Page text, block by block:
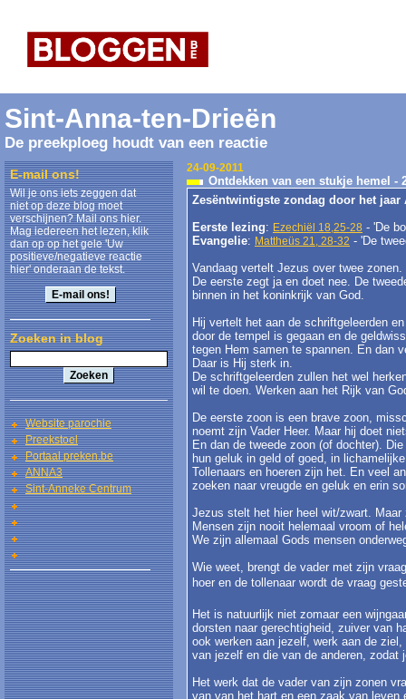
Sint-Anna-ten-Drieën
De preekploeg houdt van een reactie
E-mail ons!
Wil je ons iets zeggen dat
niet op deze blog moet
verschijnen? Mail ons hier.
Mag iedereen het lezen, klik
dan op op het gele 'Uw
positieve/negatieve reactie
hier' onderaan de tekst.
Zoeken in blog
Website parochie
Preekstoel
Portaal preken.be
ANNA3
Sint-Anneke Centrum
24-09-2011
Ontdekken van een stukje hemel -
Zesëntwintigste zondag door het jaar
Eerste lezing: Ezechiël 18,25-28 - 'De
Evangelie: Mattheüs 21, 28-32 - 'De
Vandaag vertelt Jezus over twee zonen.
De eerste zegt ja en doet nee. De
binnen in het koninkrijk van God.
Hij vertelt het aan de schriftgeleerden
door de tempel is gegaan en de
tegen Hem samen te spannen. En dan
Daar is Hij sterk in.
De schriftgeleerden zullen het wel
wil te doen. Werken aan het Rijk van
De eerste zoon is een brave zoon,
noemt zijn Vader Heer. Maar hij doet
En dan de tweede zoon (of dochter).
hun geluk in geld of goed, in
Tollenaars en hoeren zijn het. En veel
zoeken naar vreugde en geluk en erin
Jezus stelt het hier heel wit/zwart.
Mensen zijn nooit helemaal vroom of
We zijn allemaal Gods mensen
Wie weet, brengt de vader met zijn
hoer en de tollenaar wordt de vraag
Het is natuurlijk niet zomaar een
dorsten naar gerechtigheid, zuiver van
ook werken aan jezelf, werk aan de
van jezelf en die van de anderen,
Het werk dat de vader van zijn zonen
van van het hart en een zaak van leven